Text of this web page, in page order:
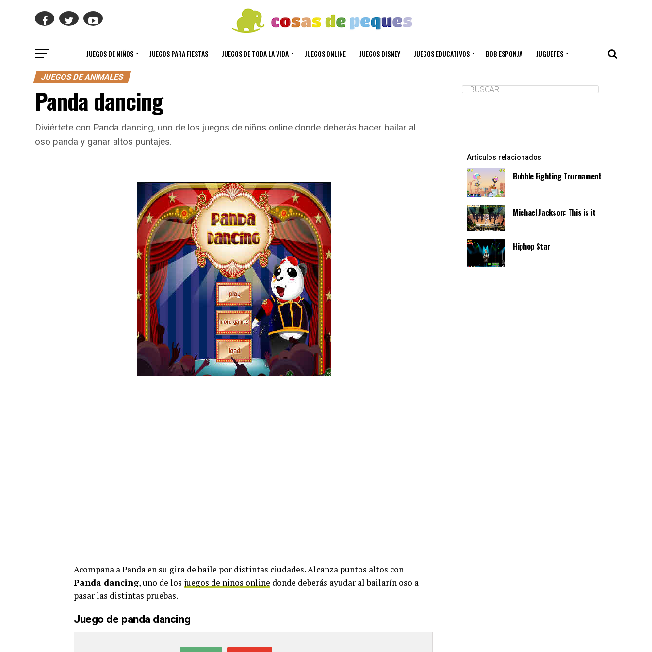
JUEGOS DE NIÑOS JUEGOS PARA FIESTAS JUEGOS DE TODA LA VIDA JUEGOS ONLINE JUEGOS DISNEY JUEGOS EDUCATIVOS BOB ESPONJA JUGUETES
JUEGOS DE ANIMALES
Panda dancing
Diviértete con Panda dancing, uno de los juegos de niños online donde deberás hacer bailar al
oso panda y ganar altos puntajes.
Acompaña a Panda en su gira de baile por distintas ciudades. Alcanza puntos altos con
Panda dancing, uno de los juegos de niños online donde deberás ayudar al bailarín oso a
pasar las distintas pruebas.
Juego de panda dancing
Artículos relacionados
Bubble Fighting Tournament
Michael Jackson: This is it
Hiphop Star